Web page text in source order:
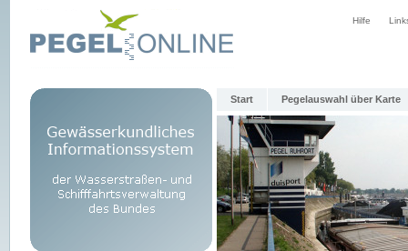
Hilfe
Start Pegelauswahl über Karte